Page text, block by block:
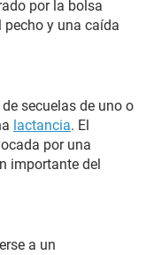
por la bolsa
y una caída
secuelas de uno o
lactancia. El
por una
importante del
a un